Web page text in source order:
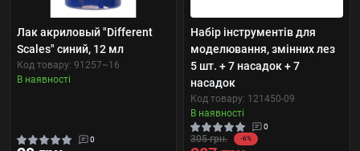
Лак акриловый "Different
Scales" синий, 12 мл
Код товару: 91257~16
В наявності
0
Набір інструментів для
моделювання, змінних лез
5 шт. + 7 насадок + 7
насадок
Код товару: 121450-09
В наявності
0
305 грн. -6%